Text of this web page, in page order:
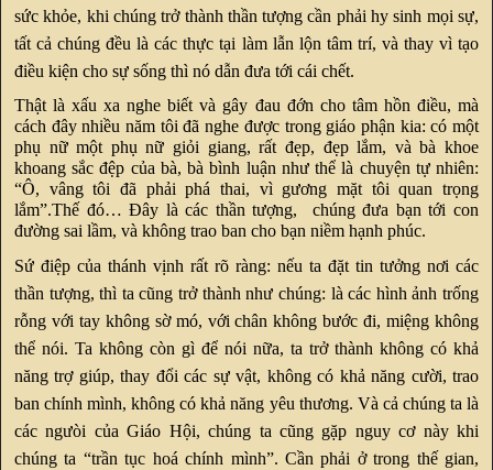
sức khỏe, khi chúng trở thành thần tượng cần phải hy sinh mọi sự,
tất cả chúng đều là các thực tại làm lẫn lộn tâm trí, và thay vì tạo
điều kiện cho sự sống thì nó dẫn đưa tới cái chết.
Thật là xấu xa nghe biết và gây đau đớn cho tâm hồn điều, mà
cách đây nhiều năm tôi đã nghe được trong giáo phận kia: có một
phụ nữ một phụ nữ giỏi giang, rất đẹp, đẹp lắm, và bà khoe
khoang sắc đệp của bà, bà bình luận như thể là chuyện tự nhiên:
“Ô, vâng tôi đã phải phá thai, vì gương mặt tôi quan trọng
lắm”.Thế đó… Đây là các thần tượng, chúng đưa bạn tới con
đường sai lầm, và không trao ban cho bạn niềm hạnh phúc.
Sứ điệp của thánh vịnh rất rõ ràng: nếu ta đặt tin tưởng nơi các
thần tượng, thì ta cũng trở thành như chúng: là các hình ảnh trống
rỗng với tay không sờ mó, với chân không bước đi, miệng không
thể nói. Ta không còn gì để nói nữa, ta trở thành không có khả
năng trợ giúp, thay đổi các sự vật, không có khả năng cười, trao
ban chính mình, không có khả năng yêu thương. Và cả chúng ta là
các ngưòi của Giáo Hội, chúng ta cũng gặp nguy cơ này khi
chúng ta “trần tục hoá chính mình”. Cần phải ở trong thế gian,